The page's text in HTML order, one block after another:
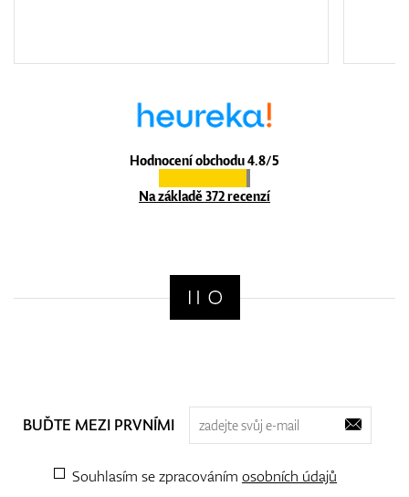
Hodnocení obchodu 4.8/5
Na základě 372 recenzí
BUĎTE MEZI PRVNÍMI
Souhlasím se zpracováním osobních údajů